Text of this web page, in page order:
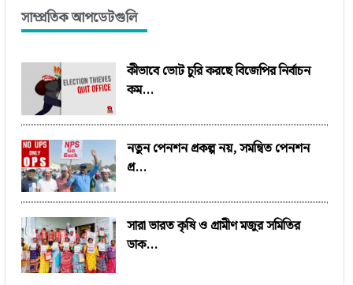
সাম্প্রতিক আপডেটগুলি
কীভাবে ভোট চুরি করছে বিজেপির নির্বাচন
কম...
নতুন পেনশন প্রকল্প নয়, সমন্বিত পেনশন
প্র...
সারা ভারত কৃষি ও গ্রামীণ মজুর সমিতির
ডাক...